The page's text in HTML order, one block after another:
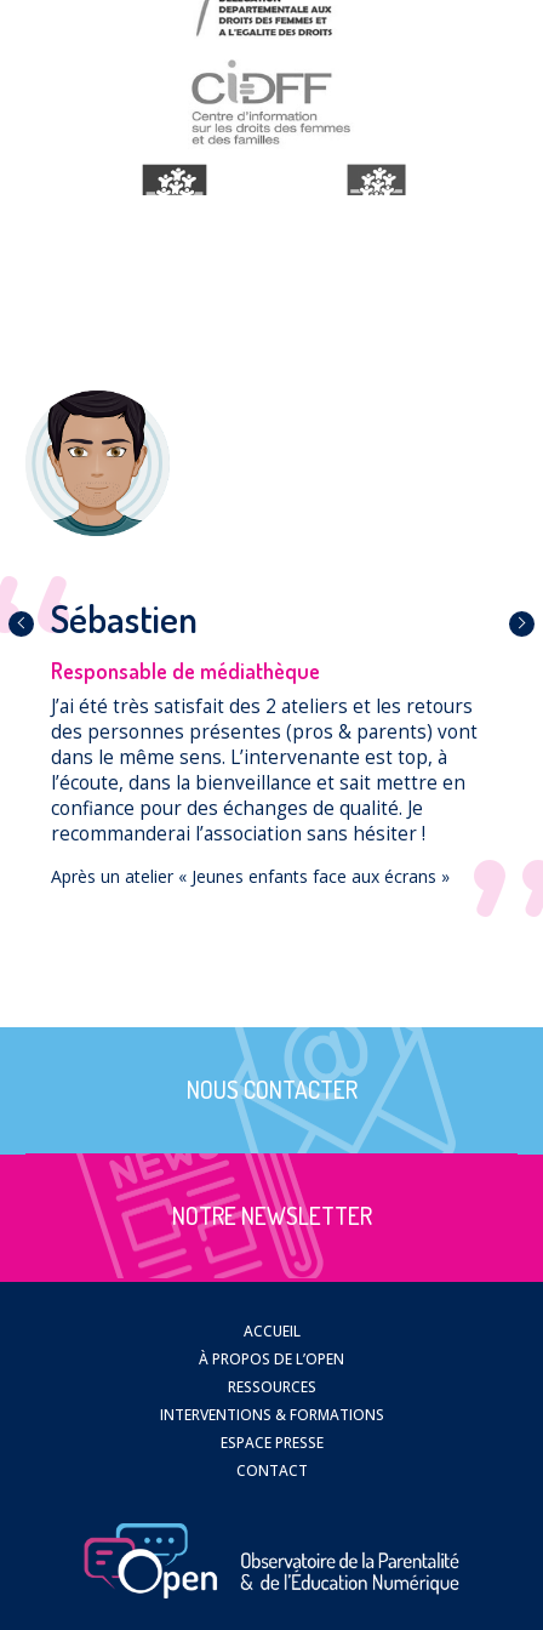
PrécédentSébastien
Responsable de médiathèque
J’ai été très satisfait des 2 ateliers et les retours
des personnes présentes (pros & parents) vont
dans le même sens. L’intervenante est top, à
l’écoute, dans la bienveillance et sait mettre en
confiance pour des échanges de qualité. Je
recommanderai l’association sans hésiter !
Après un atelier « Jeunes enfants face aux écrans »
NOUS CONTACTER
NOTRE NEWSLETTER
ACCUEIL
À PROPOS DE L’OPEN
RESSOURCES
INTERVENTIONS & FORMATIONS
ESPACE PRESSE
CONTACT